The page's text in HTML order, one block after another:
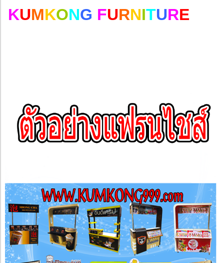
KUMKONG FURNITURE